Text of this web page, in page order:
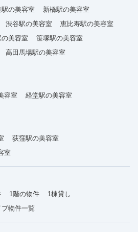
の美容室
新橋駅の美容室
渋谷駅の美容室
恵比寿駅の美容室
美容室
笹塚駅の美容室
高田馬場駅の美容室
容室
経堂駅の美容室
荻窪駅の美容室
室
1階の物件
1棟貸し
物件一覧